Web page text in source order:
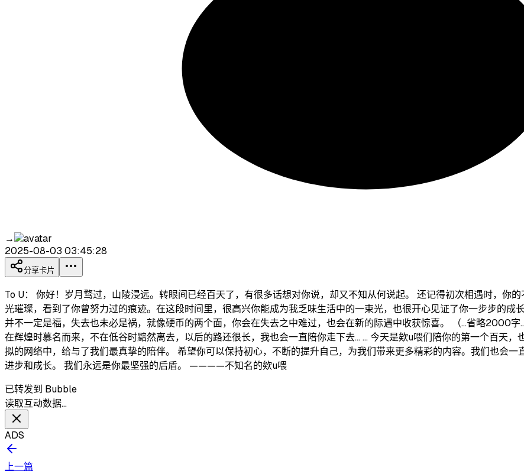
→
2025-08-03 03:45:28
分享卡片
To U： 你好！岁月骛过，山陵浸远。转眼间已经百天了，有很多话想对你说，却又不知从何说起。 还记得初次相遇时，你
光璀璨，看到了你曾努力过的痕迹。在这段时间里，很高兴你能成为我乏味生活中的一束光，也很开心见证了你一步步的成
并不一定是福，失去也未必是祸，就像硬币的两个面，你会在失去之中难过，也会在新的际遇中收获惊喜。 （...省略2000
在辉煌时慕名而来，不在低谷时黯然离去，以后的路还很长，我也会一直陪你走下去... ... 今天是欸u喂们陪你的第一个百天
拟的网络中，给与了我们最真挚的陪伴。 希望你可以保持初心，不断的提升自己，为我们带来更多精彩的内容。我们也会
进步和成长。 我们永远是你最坚强的后盾。 ————不知名的欸u喂
已转发到 Bubble
读取互动数据…
ADS
上一篇